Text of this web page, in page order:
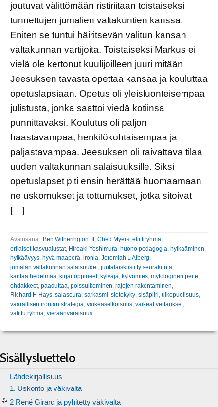
joutuvat välittömään ristiriitaan toistaiseksi
tunnettujen jumalien valtakuntien kanssa.
Eniten se tuntui häiritsevän valitun kansan
valtakunnan vartijoita. Toistaiseksi Markus ei
vielä ole kertonut kuulijoilleen juuri mitään
Jeesuksen tavasta opettaa kansaa ja kouluttaa
opetuslapsiaan. Opetus oli yleisluonteisempaa
julistusta, jonka saattoi viedä kotiinsa
punnittavaksi. Koulutus oli paljon
haastavampaa, henkilökohtaisempaa ja
paljastavampaa. Jeesuksen oli raivattava tilaa
uuden valtakunnan salaisuuksille. Siksi
opetuslapset piti ensin herättää huomaamaan
ne uskomukset ja tottumukset, jotka sitoivat
[…]
Avainsanat: Ben Witherington III Ched Myers eliittiryhmä
erilaiset kasvualustat, Hiroaki Yoshimura huono pedagogia hylkääminen
hylkäävyys hyvä maaperä ironia Jeremiah L Alberg
jumalan valtakunnan salaisuudet, juutalaiskristitty seurakunta
kantaa hedelmää kirjanoppineet, kylväjä kylvömies mytologinen peite
ohdakkeet, paaduttaa poissulkeminen rajojen rakentaminen
Richard H Hays salaseura sarkasmi sietokyky sisäpiiri ulkopuolisuus
vaarallisen ironian strategia vaikeaselkoisuus vaikeat vertaukset,
valittu ryhmä vieraanvaraisuus
Sisällysluettelo
Lähdekirjallisuus
1. Uskonto ja väkivalta
2 René Girard ja pyhitetty väkivalta